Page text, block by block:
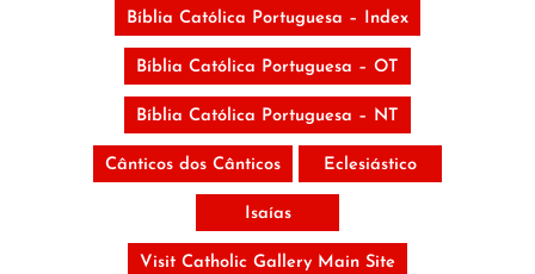
Bíblia Católica Portuguesa – Index
Bíblia Católica Portuguesa – OT
Bíblia Católica Portuguesa – NT
Cânticos dos Cânticos Eclesiástico
Isaías
Visit Catholic Gallery Main Site